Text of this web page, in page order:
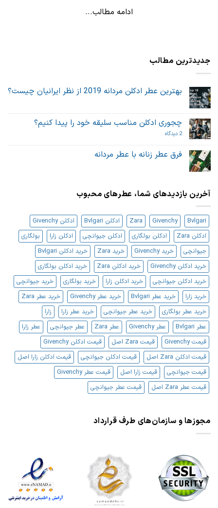
ادامه مطالب...
جدیدترین مطالب
بهترین عطر ادکلن مردانه 2019 از نظر ایرانیان چیست؟
بهترین
عطر
ادکلن
مردانه
از
نظر
نشده
چجوری ادکلن مناسب سلیقه خود را پیدا کنیم؟
2 دیدگاه برای
مناسب
سلیقه
فرق عطر زنانه با عطر مردانه
عطر
زنانه
مردانه
آخرین بازدیدهای شما، عطرهای محبوب
Bvlgari
Givenchy
Zara ادکلن Bvlgari
ادکلن Givenchy
ادکلن Zara
ادکلن بولگاری ادکلن جیوانچی ادکلن زارا
بولگاری
جیوانچی
خرید Givenchy خرید Zara
خرید ادکلن Bvlgari
خرید ادکلن Givenchy
خرید ادکلن Zara
خرید ادکلن بولگاری
خرید ادکلن جیوانچی
خرید ادکلن زارا خرید بولگاری
خرید جیوانچی
خرید زارا
خرید عطر Bvlgari خرید عطر Givenchy
خرید عطر Zara
خرید عطر بولگاری
خرید عطر جیوانچی خرید عطر زارا
زارا
عطر Bvlgari
عطر Givenchy عطر Zara عطر جیوانچی
عطر زارا
قیمت Givenchy
قیمت Zara اصل
قیمت ادکلن Givenchy
قیمت ادکلن Zara اصل
قیمت ادکلن جیوانچی
قیمت ادکلن زارا اصل
قیمت جیوانچی
قیمت زارا اصل
قیمت عطر Givenchy
قیمت عطر Zara اصل
قیمت عطر جیوانچی
مجوزها و سازمان‌های طرف قرارداد